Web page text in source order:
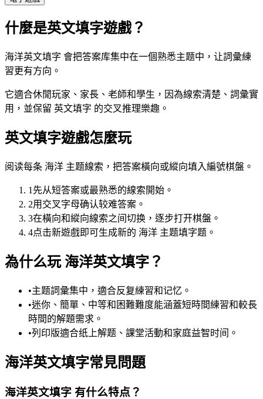
什麼是英文填字遊戲？
海洋英文填字 會把答案库集中在一個熟悉主题中，让詞彙練
習更有方向。
它適合休閒玩家、家長、老師和學生，因為線索清楚、詞彙實
用，並保留 英文填字 的交叉推理樂趣。
英文填字遊戲怎麼玩
阅读每条 海洋 主题線索，把答案橫向或縱向填入編號棋盤。
1 先从短答案或最熟悉的線索開始。
2用交叉字母确认较难答案。
3在橫向和縱向線索之间切换，逐步打开棋盤。
4点击新遊戲即可生成新的 海洋 主题填字题。
為什么玩 海洋英文填字？
•主题詞彙集中，適合反复練習和记忆。
•迷你、簡單、中等和困難難度能涵蓋短時間練習和較長
時間的解題需求。
•列印版適合纸上解题、課堂活動和家庭益智时间。
海洋英文填字常見問題
海洋英文填字 有什么特点？